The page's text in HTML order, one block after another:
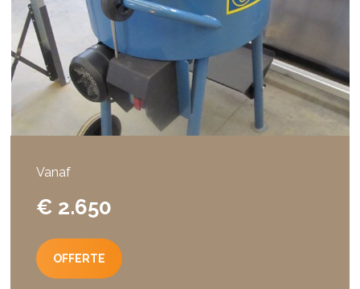
Vanaf
€ 2.650
OFFERTE